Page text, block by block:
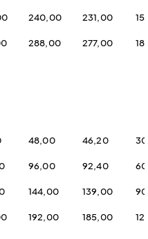
240,00 231,00
288,00 277,00
48,00 46,20
96,00 92,40
144,00 139,00
192,00 185,00